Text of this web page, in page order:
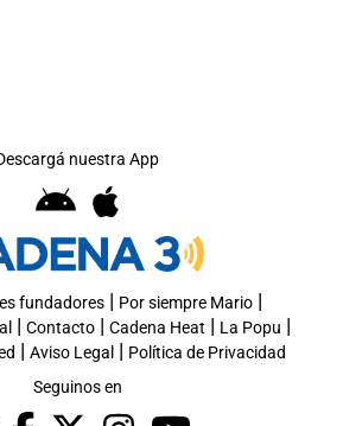
nuestra App
fundadores| Por siempre Mario|
| Contacto| Cadena Heat | La Popu |
| Aviso Legal | Política de Privacidad
Seguinos en